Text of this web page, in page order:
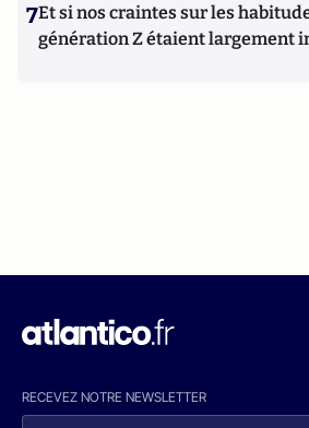
7Et si nos craintes sur les
génération Z étaient largement
RECEVEZ NOTRE NEWSLETTER